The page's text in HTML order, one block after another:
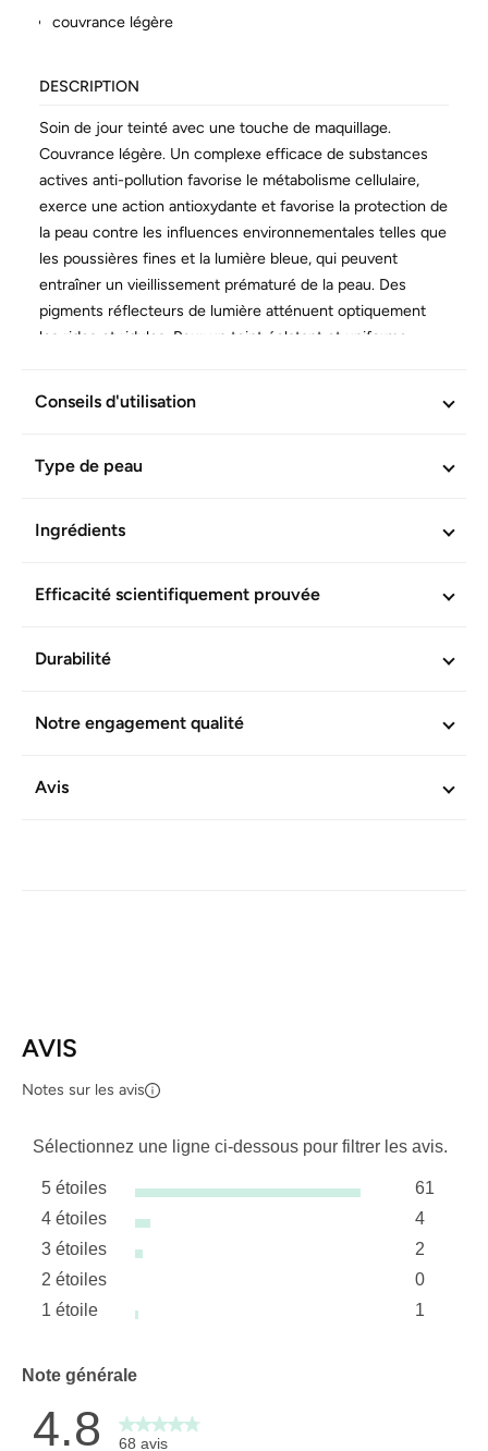
couvrance légère
DESCRIPTION
Soin de jour teinté avec une touche de maquillage.
Couvrance légère. Un complexe efficace de substances
actives anti-pollution favorise le métabolisme cellulaire,
exerce une action antioxydante et favorise la protection de
la peau contre les influences environnementales telles que
les poussières fines et la lumière bleue, qui peuvent
entraîner un vieillissement prématuré de la peau. Des
pigments réflecteurs de lumière atténuent optiquement
les rides et ridules. Pour un teint éclatant et uniforme.
dérivés d’huiles minérales. Respecte le microbiome de la
Réf. produit :
Conseils d'utilisation
Type de peau
Ingrédients
Efficacité scientifiquement prouvée
Durabilité
Notre engagement qualité
Avis
AVIS
Notes sur les avis
Sélectionnez une ligne ci-dessous pour filtrer les avis.
5 étoiles étoiles
61
61 avis
4 étoiles étoiles
4
4 avis
3 étoiles étoiles
2
2 avis
2 étoiles
0
0 avis
1 étoile étoiles
1
Note générale
4.8 68 avis